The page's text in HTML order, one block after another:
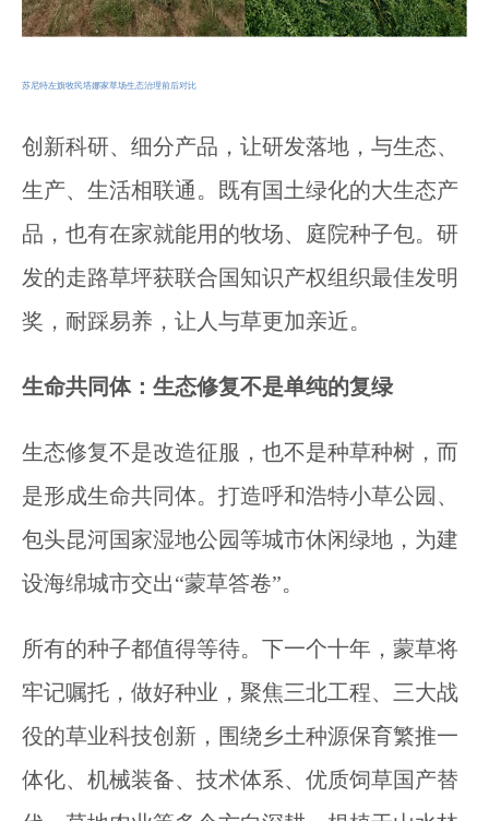
苏尼特左旗牧民塔娜家草场生态治理前后对比
创新科研、细分产品，让研发落地，与生态、
生产、生活相联通。既有国土绿化的大生态产
品，也有在家就能用的牧场、庭院种子包。研
发的走路草坪获联合国知识产权组织最佳发明
奖，耐踩易养，让人与草更加亲近。
生命共同体：生态修复不是单纯的复绿
生态修复不是改造征服，也不是种草种树，而
是形成生命共同体。打造呼和浩特小草公园、
包头昆河国家湿地公园等城市休闲绿地，为建
设海绵城市交出“蒙草答卷”。
所有的种子都值得等待。下一个十年，蒙草将
牢记嘱托，做好种业，聚焦三北工程、三大战
役的草业科技创新，围绕乡土种源保育繁推一
体化、机械装备、技术体系、优质饲草国产替